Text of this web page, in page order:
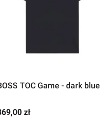
TOC Game - dark blue
zł